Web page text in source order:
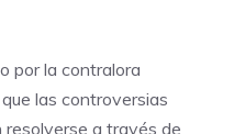
por la contralora
las controversias
a través de